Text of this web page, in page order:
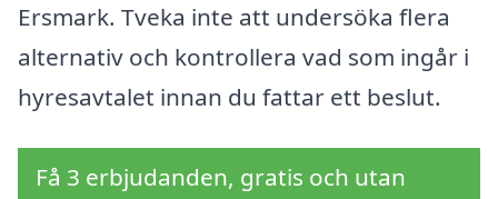
Ersmark. Tveka inte att undersöka flera
alternativ och kontrollera vad som ingår i
hyresavtalet innan du fattar ett beslut.
Få 3 erbjudanden, gratis och utan